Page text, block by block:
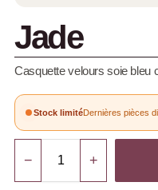
Jade
Casquette velours soie bleu
Stock limitéDernières pièces
− +